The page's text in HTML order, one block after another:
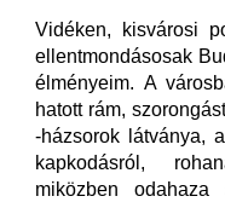
Vidéken, kisvárosi
ellentmondásosak
élményeim. A
hatott rám,
-házsorok látványa,
kapkodásról,
miközben